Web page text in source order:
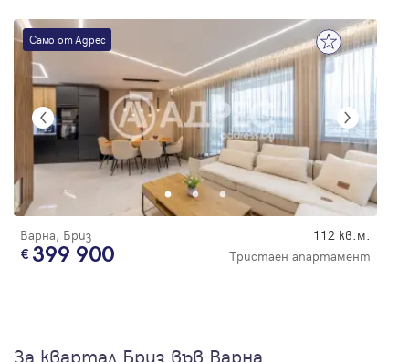
Само от Адрес
Варна, Бриз 112 кв.м.
399 900 Тристаен апартамент
За квартал Бриз във Варна